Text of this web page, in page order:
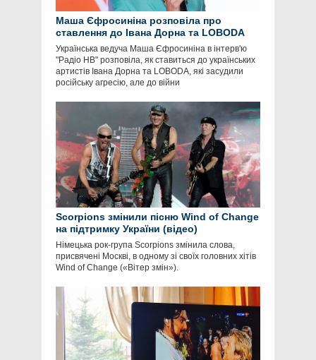
Маша Єфросиніна розповіла про
ставлення до Івана Дорна та LOBODA
Українська ведуча Маша Єфросиніна в інтерв'ю
"Радіо НВ" розповіла, як ставиться до українських
артистів Івана Дорна та LOBODA, які засудили
російську агресію, але до війни
Scorpions змінили пісню Wind of Change
на підтримку України (відео)
Німецька рок-група Scorpions змінила слова,
присвячені Москві, в одному зі своїх головних хітів
Wind of Change («Вітер змін»).